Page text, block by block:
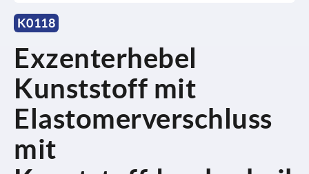
K0118
Exzenterhebel
Kunststoff mit
Elastomerverschluss
mit